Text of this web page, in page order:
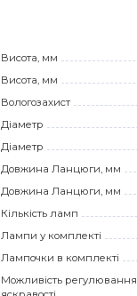
Висота, мм
Висота, мм
Вологозахист
Діаметр
Діаметр
Довжина Ланцюги, мм
Довжина Ланцюги, мм
Кількість ламп
Лампи у комплекті
Лампочки в комплекті
Можливість регулювання